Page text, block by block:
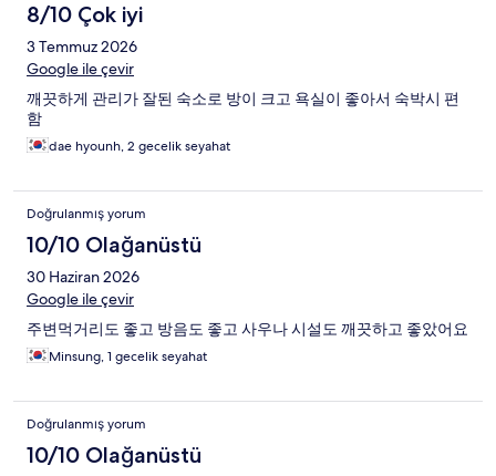
8/10 Çok iyi
3 Temmuz 2026
Google ile çevir
깨끗하게 관리가 잘된 숙소로 방이 크고 욕실이 좋아서 숙박시 편
함
dae hyounh, 2 gecelik seyahat
Doğrulanmış yorum
10/10 Olağanüstü
30 Haziran 2026
Google ile çevir
주변먹거리도 좋고 방음도 좋고 사우나 시설도 깨끗하고 좋았어요
Minsung, 1 gecelik seyahat
Doğrulanmış yorum
10/10 Olağanüstü